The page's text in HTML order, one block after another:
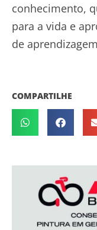
conhecimento,
para a vida e
de
COMPARTILHE